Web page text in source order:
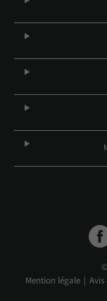
Mention légale